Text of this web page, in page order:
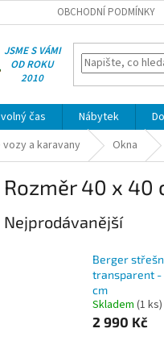
OBCHODNÍ PODMÍNKY
JSME S VÁMI
OD ROKU
2010
čas Nábytek
a karavany Okna
Rozměr 40 x 40
Nejprodávanější
Berger
transparent -
cm
Skladem (1 ks)
2 990 Kč